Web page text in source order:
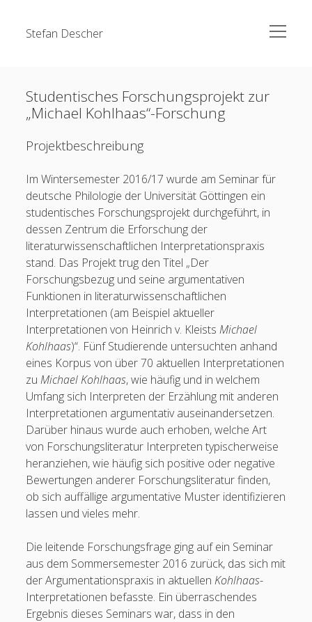
Stefan Descher
open
menu
Publikationen
Lehre
Vorträge
CV
Kontakt
Studentisches Forschungsprojekt zur
„Michael Kohlhaas“-Forschung
Projektbeschreibung
Im Wintersemester 2016/17 wurde am Seminar für
deutsche Philologie der Universität Göttingen ein
studentisches Forschungsprojekt durchgeführt, in
dessen Zentrum die Erforschung der
literaturwissenschaftlichen Interpretationspraxis
stand. Das Projekt trug den Titel „Der
Forschungsbezug und seine argumentativen
Funktionen in literaturwissenschaftlichen
Interpretationen (am Beispiel aktueller
Interpretationen von Heinrich v. KleistsMichael
Kohlhaas)“. Fünf Studierende untersuchten anhand
eines Korpus von über 70 aktuellen Interpretationen
zuMichael Kohlhaas, wie häufig und in welchem
Umfang sich Interpreten der Erzählung mit anderen
Interpretationen argumentativ auseinandersetzen.
Darüber hinaus wurde auch erhoben, welche Art
von Forschungsliteratur Interpreten typischerweise
heranziehen, wie häufig sich positive oder negative
Bewertungen anderer Forschungsliteratur finden,
ob sich auffällige argumentative Muster identifizieren
lassen und vieles mehr.
Die leitende Forschungsfrage ging auf ein Seminar
aus dem Sommersemester 2016 zurück, das sich mit
der Argumentationspraxis in aktuellenKohlhaas-
Interpretationen befasste. Ein überraschendes
Ergebnis dieses Seminars war, dass in den